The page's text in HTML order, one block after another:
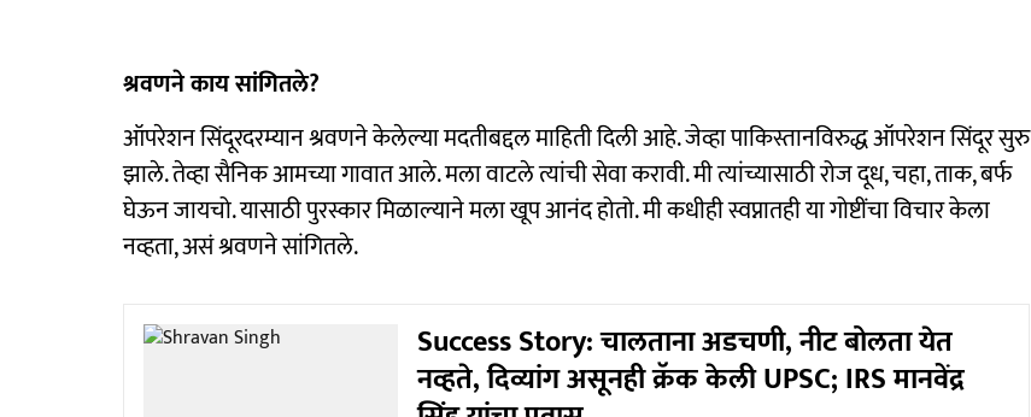
श्रवणने काय सांगितले?
ऑपरेशन सिंदूरदरम्यान श्रवणने केलेल्या मदतीबद्दल माहिती दिली आहे. जेव्हा पाकिस्तानविरुद्ध ऑपरेशन सिंदूर सुरु
झाले. तेव्हा सैनिक आमच्या गावात आले. मला वाटले त्यांची सेवा करावी. मी त्यांच्यासाठी रोज दूध, चहा, ताक, बर्फ
घेऊन जायचो. यासाठी पुरस्कार मिळाल्याने मला खूप आनंद होतो. मी कधीही स्वप्नातही या गोष्टींचा विचार केला
नव्हता, असं श्रवणने सांगितले.
Success Story: चालताना अडचणी, नीट बोलता येत
नव्हते, दिव्यांग असूनही क्रॅक केली UPSC; IRS मानवेंद्र